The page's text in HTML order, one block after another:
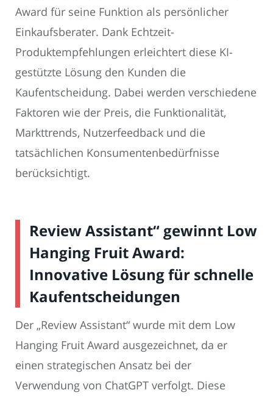
Award für seine Funktion als persönlicher
Einkaufsberater. Dank Echtzeit-
Produktempfehlungen erleichtert diese KI-
gestützte Lösung den Kunden die
Kaufentscheidung. Dabei werden verschiedene
Faktoren wie der Preis, die Funktionalität,
Markttrends, Nutzerfeedback und die
tatsächlichen Konsumentenbedürfnisse
berücksichtigt.
Review Assistant“ gewinnt Low
Hanging Fruit Award:
Innovative Lösung für schnelle
Kaufentscheidungen
Der „Review Assistant“ wurde mit dem Low
Hanging Fruit Award ausgezeichnet, da er
einen strategischen Ansatz bei der
Verwendung von ChatGPT verfolgt. Diese